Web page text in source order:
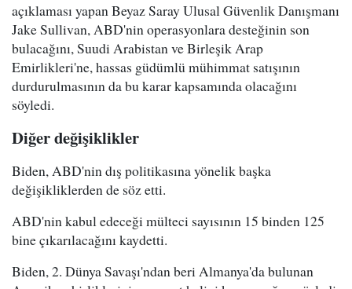
açıklaması yapan Beyaz Saray Ulusal Güvenlik Danışmanı
Jake Sullivan, ABD'nin operasyonlara desteğinin son
bulacağını, Suudi Arabistan ve Birleşik Arap
Emirlikleri'ne, hassas güdümlü mühimmat satışının
durdurulmasının da bu karar kapsamında olacağını
söyledi.
Diğer değişiklikler
Biden, ABD'nin dış politikasına yönelik başka
değişikliklerden de söz etti.
ABD'nin kabul edeceği mülteci sayısının 15 binden 125
bine çıkarılacağını kaydetti.
Biden, 2. Dünya Savaşı'ndan beri Almanya'da bulunan